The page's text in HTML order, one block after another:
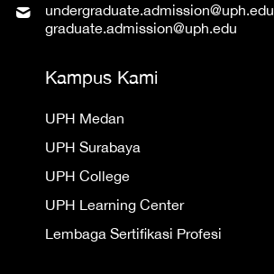
undergraduate.admission@uph.edu
graduate.admission@uph.edu
Kampus Kami
UPH Medan
UPH Surabaya
UPH College
UPH Learning Center
Lembaga Sertifikasi Profesi